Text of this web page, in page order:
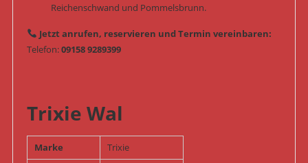
Reichenschwand und Pommelsbrunn.
Jetzt anrufen, reservieren und Termin vereinbaren:
Telefon:09158 9289399
Trixie Wal
Marke
Trixie